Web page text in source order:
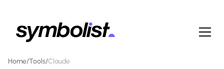
Home/Tools/Claude